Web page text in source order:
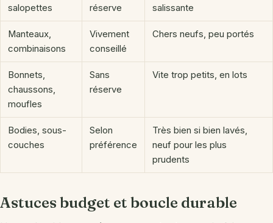
salopettes
réserve
salissante
Manteaux,
combinaisons
Vivement
conseillé
Chers neufs, peu portés
Bonnets,
chaussons,
moufles
Sans
réserve
Vite trop petits, en lots
Bodies, sous-
couches
Selon
préférence
Très bien si bien lavés,
neuf pour les plus
prudents
Astuces budget et boucle durable